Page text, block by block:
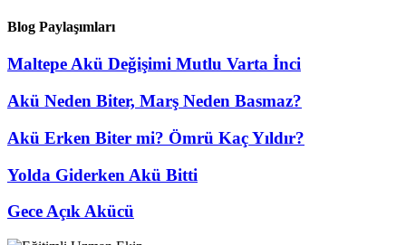
Blog Paylaşımları
Maltepe Akü Değişimi Mutlu Varta İnci
Akü Neden Biter, Marş Neden Basmaz?
Akü Erken Biter mi? Ömrü Kaç Yıldır?
Yolda Giderken Akü Bitti
Gece Açık Akücü